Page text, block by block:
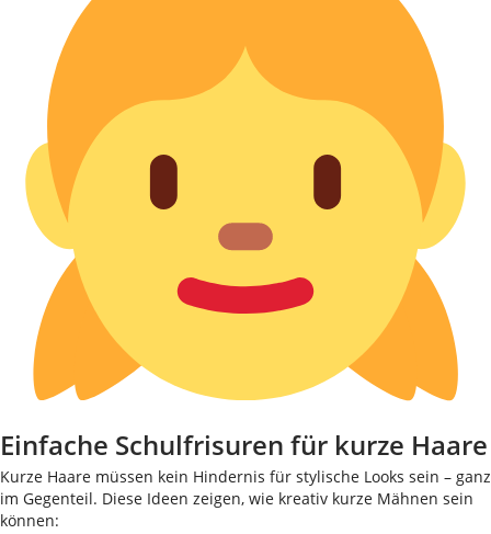
Einfache Schulfrisuren für kurze Haare
Kurze Haare müssen kein Hindernis für stylische Looks sein – ganz
im Gegenteil. Diese Ideen zeigen, wie kreativ kurze Mähnen sein
können: